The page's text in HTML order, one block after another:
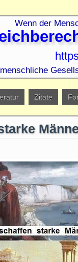
Wenn der
Zitate